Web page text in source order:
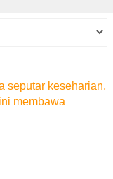
seputar keseharian,
membawa